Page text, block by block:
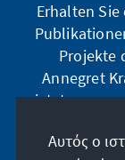
Erhalten
Projekte
Annegret
jetzt
Αυτός ο